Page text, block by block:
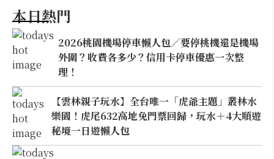
本日熱門
2026桃園機場停車懶人包／要停桃機還是機場
外圍？收費各多少？信用卡停車優惠一次整
理！
【雲林親子玩水】全台唯一「虎爺主題」叢林水
樂園！虎尾632高地免門票回歸，玩水＋4大順遊
秘境一日遊懶人包